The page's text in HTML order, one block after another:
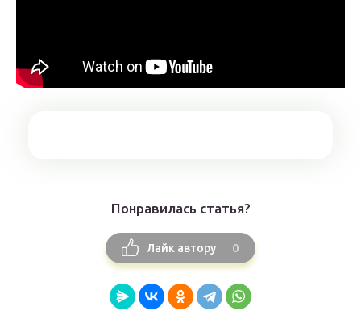
Понравилась статья?
Лайк автору 0